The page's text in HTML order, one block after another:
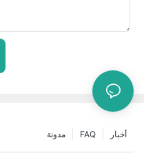
أخبار FAQ مدونة